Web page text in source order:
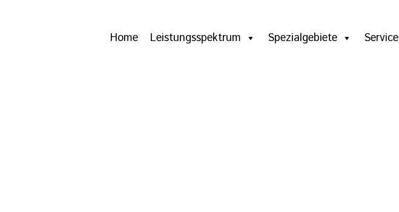
Home Leistungsspektrum Spezialgebiete Service